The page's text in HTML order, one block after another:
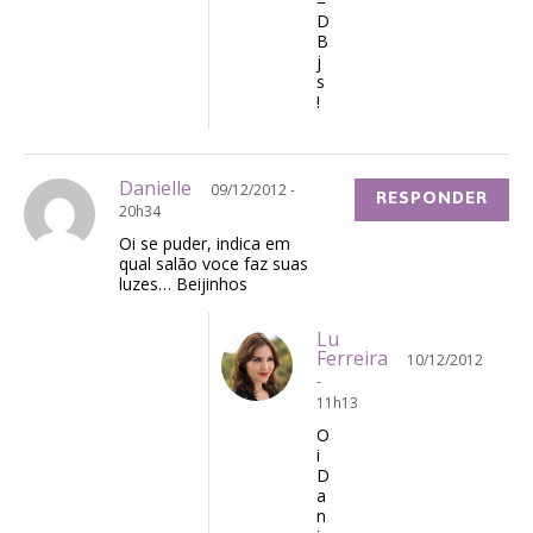
D
B
j
s
!
Danielle
09/12/2012 -
20h34
Oi se puder, indica em
qual salão voce faz suas
luzes… Beijinhos
RESPONDER
Lu
Ferreira
10/12/2012
-
11h13
O
i
D
a
n